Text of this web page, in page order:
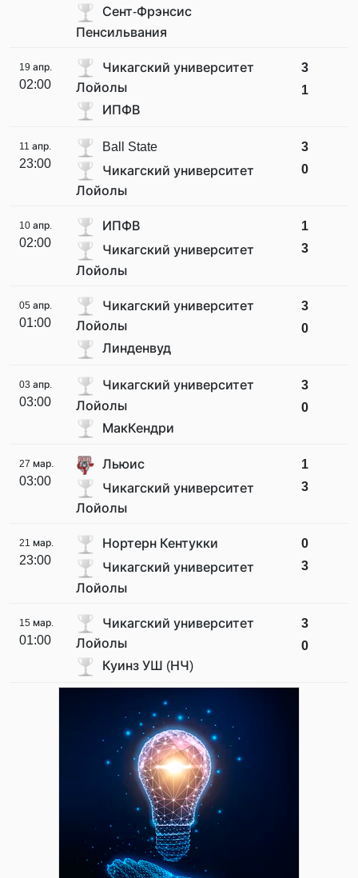
Сент-Фрэнсис
Пенсильвания
19 апр.
02:00
Чикагский университет
Лойолы
ИПФВ
3
1
11 апр.
23:00
Ball State
Чикагский университет
Лойолы
3
0
10 апр.
02:00
ИПФВ
Чикагский университет
Лойолы
1
3
05 апр.
01:00
Чикагский университет
Лойолы
Линденвуд
3
0
03 апр.
03:00
Чикагский университет
Лойолы
МакКендри
3
0
27 мар.
03:00
Льюис
Чикагский университет
Лойолы
1
3
21 мар.
23:00
Нортерн Кентукки
Чикагский университет
Лойолы
0
3
15 мар.
01:00
Чикагский университет
Лойолы
Куинз УШ (НЧ)
3
0